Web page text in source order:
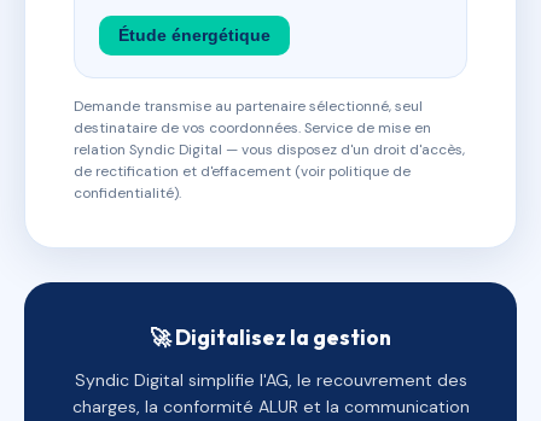
Étude énergétique
Demande transmise au partenaire sélectionné, seul
destinataire de vos coordonnées. Service de mise en
relation Syndic Digital — vous disposez d'un droit d'accès,
de rectification et d'effacement (voir politique de
confidentialité).
🚀 Digitalisez la gestion
Syndic Digital simplifie l'AG, le recouvrement des
charges, la conformité ALUR et la communication